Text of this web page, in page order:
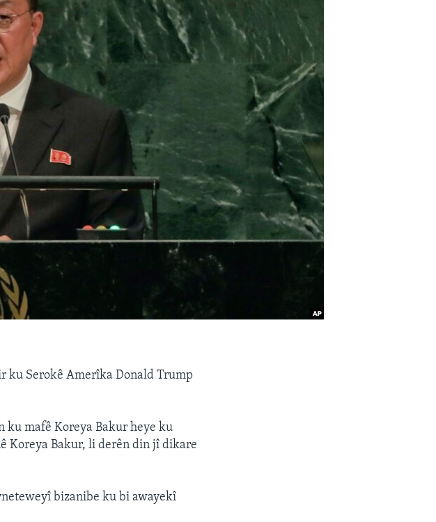
ku Serokê Amerîka Donald Trump
ku mafê Koreya Bakur heye ku
Koreya Bakur, li derên din jî dikare
bizanibe ku bi awayekî